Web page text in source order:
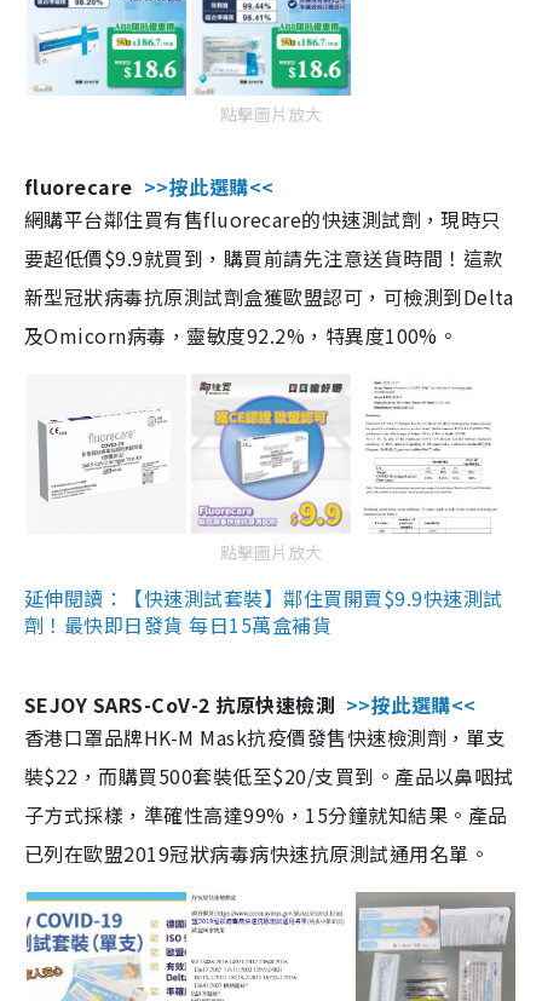
點擊圖片放大
fluorecare >>按此選購<<
網購平台鄰住買有售fluorecare的快速測試劑，現時只
要超低價$9.9就買到，購買前請先注意送貨時間！這款
新型冠狀病毒抗原測試劑盒獲歐盟認可，可檢測到Delta
及Omicorn病毒，靈敏度92.2%，特異度100%。
點擊圖片放大
延伸閱讀：【快速測試套裝】鄰住買開賣$9.9快速測試
劑！最快即日發貨 每日15萬盒補貨
SEJOY SARS-CoV-2 抗原快速檢測 >>按此選購<<
香港口罩品牌HK-M Mask抗疫價發售快速檢測劑，單支
裝$22，而購買500套裝低至$20/支買到。產品以鼻咽拭
子方式採樣，準確性高達99%，15分鐘就知結果。產品
已列在歐盟2019冠狀病毒病快速抗原測試通用名單。